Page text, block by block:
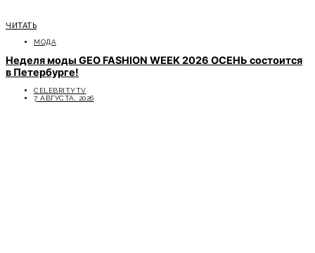
ЧИТАТЬ
МОДА
Неделя моды GEO FASHION WEEK 2026 ОСЕНЬ состоится
в Петербурге!
CELEBRITYTV
7 АВГУСТА, 2026